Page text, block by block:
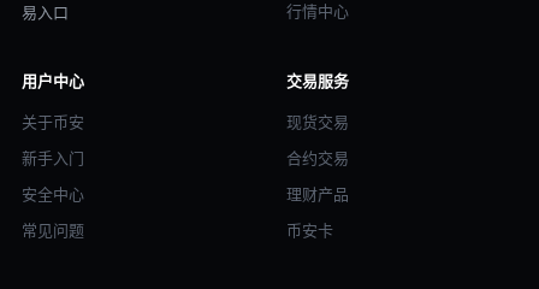
易入口
行情中心
用户中心
关于币安
新手入门
安全中心
常见问题
交易服务
现货交易
合约交易
理财产品
币安卡